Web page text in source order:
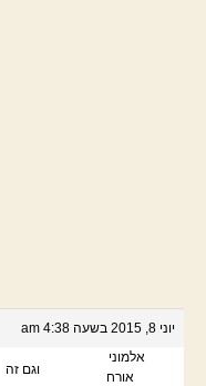
יוני 8, 2015 בשעה 4:38 am
אלמוני
אורח
וגם זה